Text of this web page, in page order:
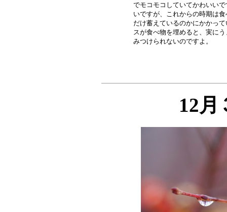
でモコモコしていてかわいい
いですが、これからの時期は
だけ蓄えているのかにかかっ
スが食べ物を埋めると、実に
12月